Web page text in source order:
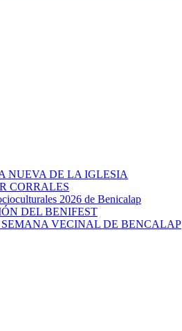
NUEVA DE LA IGLESIA
CORRALES
2026 de Benicalap
DEL BENIFEST
VECINAL DE BENCALAP